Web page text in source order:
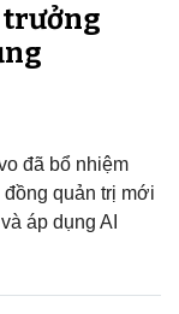
trưởng
đã bổ nhiệm
quản trị mới
áp dụng AI